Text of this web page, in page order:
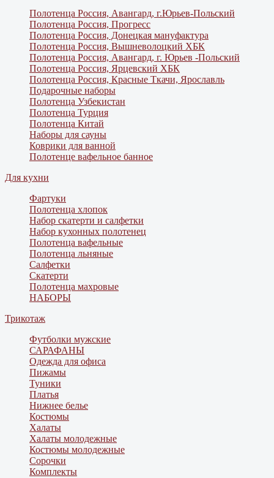
Полотенца Россия, Авангард, г.Юрьев-Польский
Полотенца Россия, Прогресс
Полотенца Россия, Донецкая мануфактура
Полотенца Россия, Вышневолоцкий ХБК
Полотенца Россия, Авангард, г. Юрьев -Польский
Полотенца Россия, Ярцевский ХБК
Полотенца Россия, Красные Ткачи, Ярославль
Подарочные наборы
Полотенца Узбекистан
Полотенца Турция
Полотенца Китай
Наборы для сауны
Коврики для ванной
Полотенце вафельное банное
Для кухни
Фартуки
Полотенца хлопок
Набор скатерти и салфетки
Набор кухонных полотенец
Полотенца вафельные
Полотенца льняные
Салфетки
Скатерти
Полотенца махровые
НАБОРЫ
Трикотаж
Футболки мужские
САРАФАНЫ
Одежда для офиса
Пижамы
Туники
Платья
Нижнее белье
Костюмы
Халаты
Халаты молодежные
Костюмы молодежные
Сорочки
Комплекты